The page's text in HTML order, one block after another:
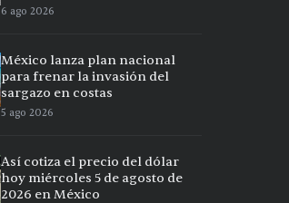
6 ago 2026
México lanza plan nacional
para frenar la invasión del
sargazo en costas
5 ago 2026
Así cotiza el precio del dólar
hoy miércoles 5 de agosto de
2026 en México